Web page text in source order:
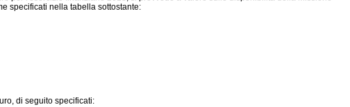
specificati nella tabella sottostante:
di seguito specificati: